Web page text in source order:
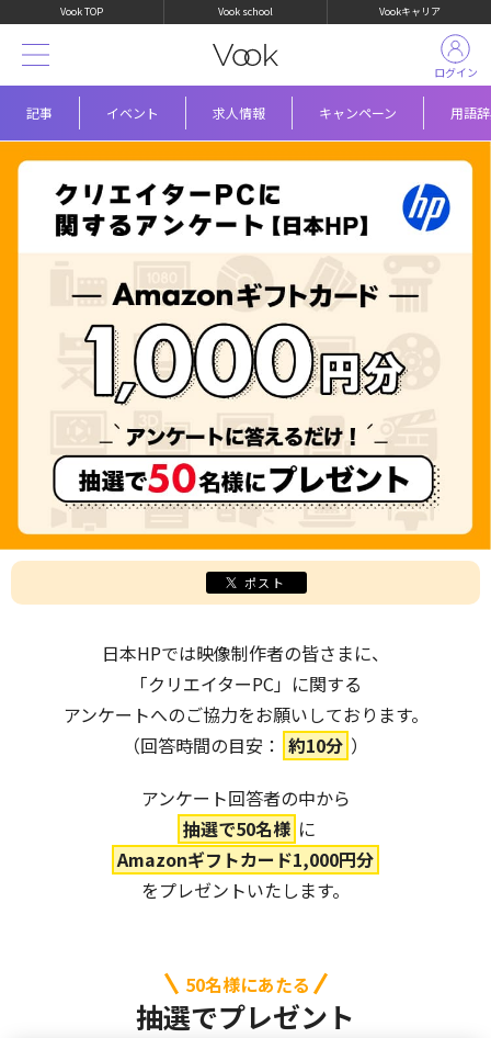
Vook TOP Vook school Vookキャリア
記事 イベント 求人情報 キャンペーン 用語
ログイン
ポスト
日本HPでは映像制作者の皆さまに、
「クリエイターPC」に関する
アンケートへのご協力をお願いしております。
（回答時間の目安： 約10分 ）
アンケート回答者の中から
抽選で50名様 に
Amazonギフトカード1,000円分
をプレゼントいたします。
50名様にあたる
抽選でプレゼント